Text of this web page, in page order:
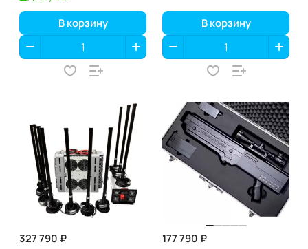
В корзину В корзину
327 790 ₽ 177 790 ₽